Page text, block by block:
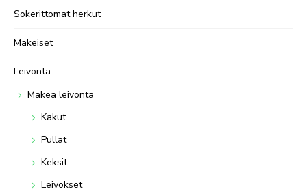
Sokerittomat herkut
Makeiset
Leivonta
Makea leivonta
Kakut
Pullat
Keksit
Leivokset